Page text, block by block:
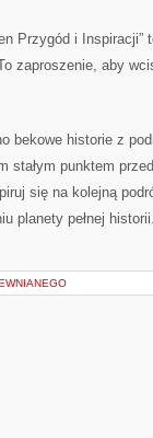
Przygód i Inspiracji”
zaproszenie, aby
bekowe historie z
stałym punktem
się na kolejną
planety pełnej